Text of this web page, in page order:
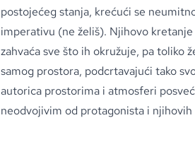
postojećeg stanja, krećući se
imperativu (ne želiš). Njihovo
zahvaća sve što ih okružuje, pa toliko
samog prostora, podcrtavajući tako
autorica prostorima i atmosferi
neodvojivim od protagonista i njihovih